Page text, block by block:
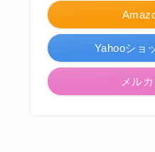
Yahooショ
メル